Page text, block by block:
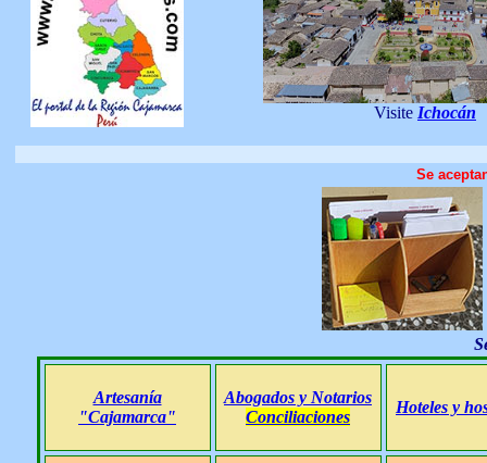
Visite Ichocán
Se
Artesanía
"Cajamarca"
Abogados y Notarios
Conciliaciones
Hoteles y